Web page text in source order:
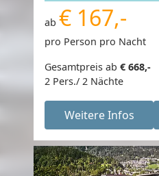
ab € 167,-
pro Person pro Nacht
Gesamtpreis ab € 668,-
2 Pers./ 2 Nächte
Weitere Infos